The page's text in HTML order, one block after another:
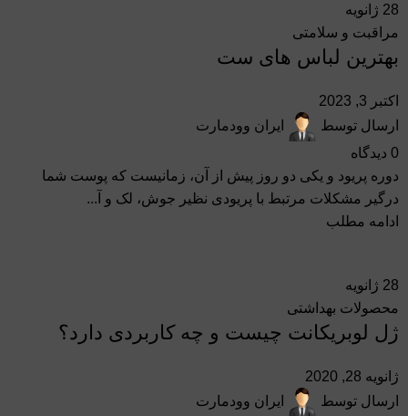
28 ژانویه
مراقبت و سلامتی
بهترین لباس های ست
اکتبر 3, 2023
ارسال توسط
ایران وودمارت
0 دیدگاه
دوره پریود و یکی دو روز پیش از آن، زمانیست که پوست شما
درگیر مشکلات مرتبط با پریودی نظیر جوش، لک و آ...
ادامه مطلب
28 ژانویه
محصولات بهداشتی
ژل لوبریکانت چیست و چه کاربردی دارد؟
ژانویه 28, 2020
ارسال توسط
ایران وودمارت